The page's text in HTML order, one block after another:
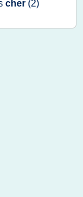
cher (2)